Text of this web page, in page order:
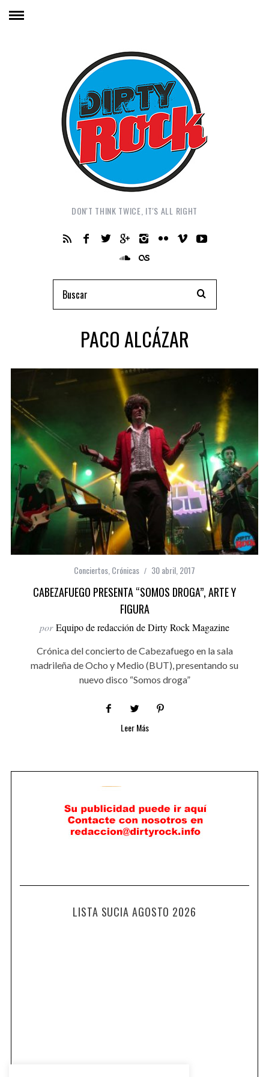
DON'T THINK TWICE, IT'S ALL RIGHT
PACO ALCÁZAR
Conciertos Crónicas 30 abril, 2017
CABEZAFUEGO PRESENTA “SOMOS DROGA”, ARTE Y
FIGURA
por Equipo de redacción de Dirty Rock Magazine
Crónica del concierto de Cabezafuego en la sala
madrileña de Ocho y Medio (BUT), presentando su
nuevo disco “Somos droga”
Leer Más
LISTA SUCIA AGOSTO 2026